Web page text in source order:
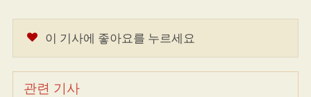
이 기사에 좋아요를 누르세요
관련 기사